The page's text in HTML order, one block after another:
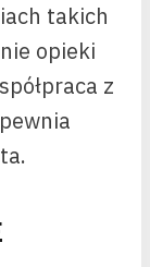
takich
opieki
z